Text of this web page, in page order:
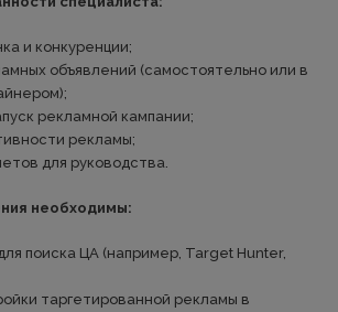
и конкуренции;
объявлений (самостоятельно или в
рекламной кампании;
рекламы;
для руководства.
необходимы:
поиска ЦА (например, Target Hunter,
таргетированной рекламы в